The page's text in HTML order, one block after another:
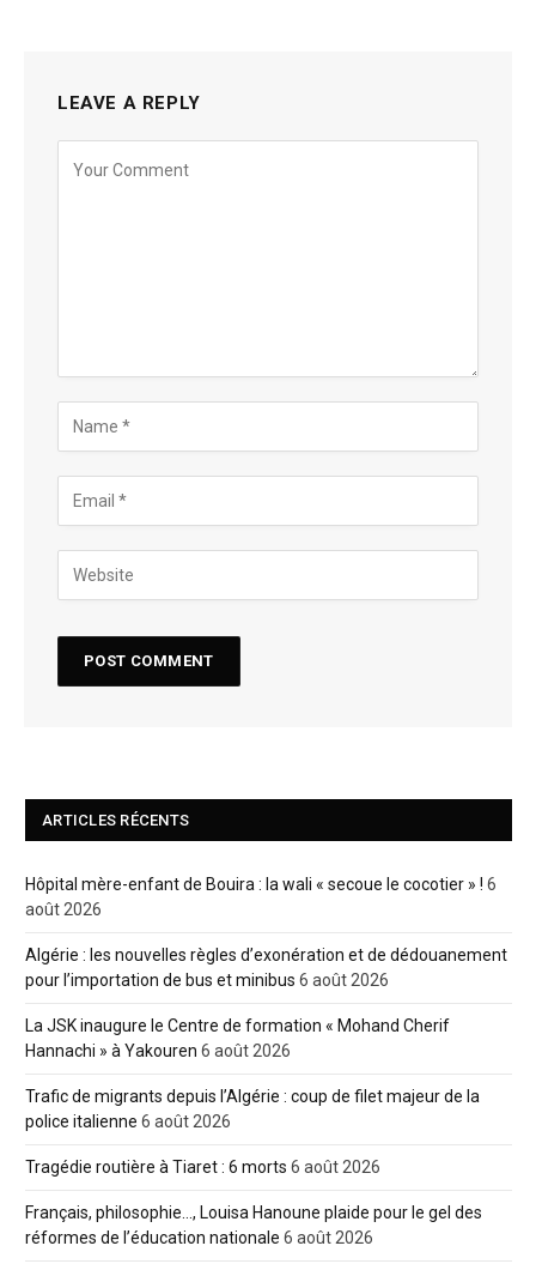
LEAVE A REPLY
ARTICLES RÉCENTS
Hôpital mère-enfant de Bouira : la wali « secoue le cocotier » ! 6
août 2026
Algérie : les nouvelles règles d’exonération et de dédouanement
pour l’importation de bus et minibus 6 août 2026
La JSK inaugure le Centre de formation « Mohand Cherif
Hannachi » à Yakouren 6 août 2026
Trafic de migrants depuis l’Algérie : coup de filet majeur de la
police italienne 6 août 2026
Tragédie routière à Tiaret : 6 morts 6 août 2026
Français, philosophie…, Louisa Hanoune plaide pour le gel des
réformes de l’éducation nationale 6 août 2026